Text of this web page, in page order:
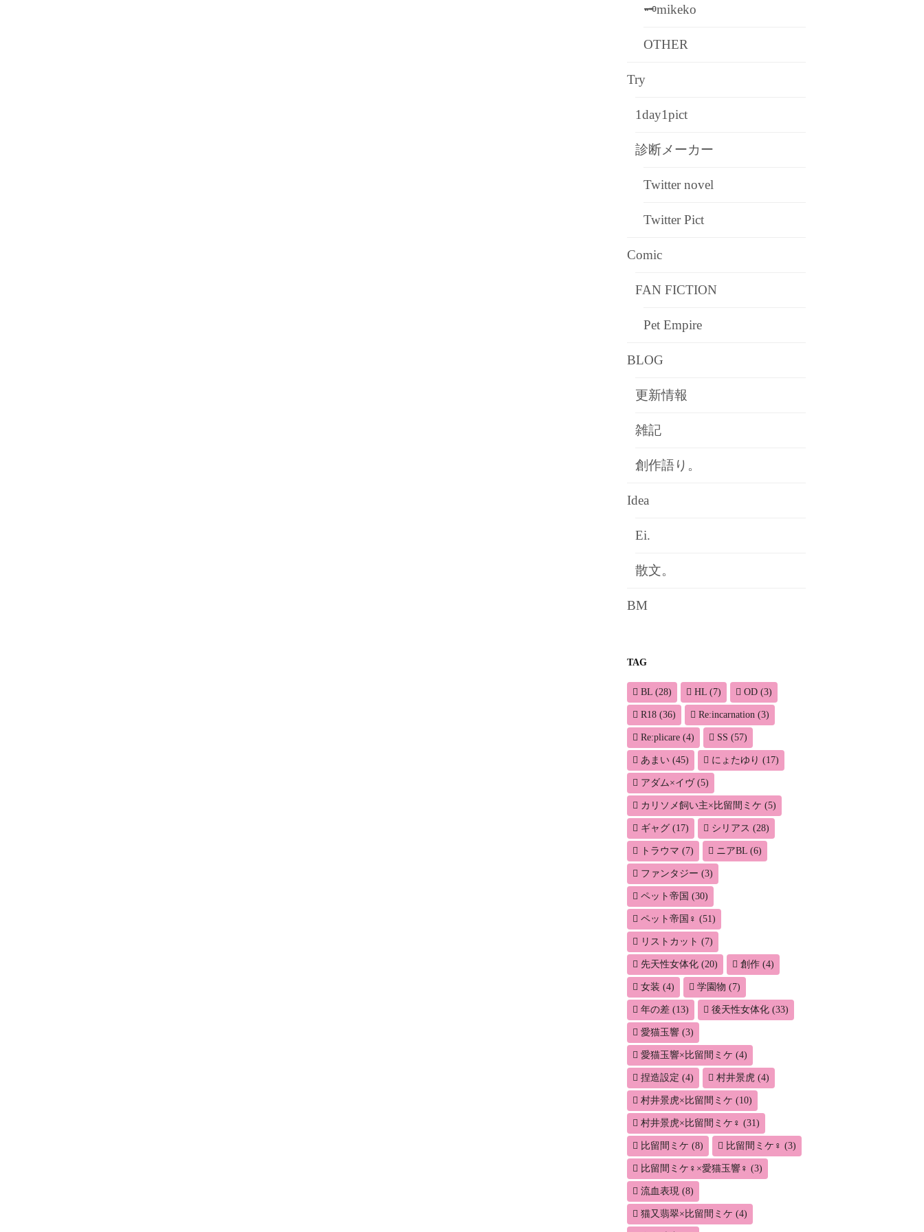
🗝mikeko
OTHER
Try
1day1pict
診断メーカー
Twitter novel
Twitter Pict
Comic
FAN FICTION
Pet Empire
BLOG
更新情報
雑記
創作語り。
Idea
Ei.
散文。
BM
TAG
BL (28) HL (7) OD (3)
R18 (36) Re:incarnation (3)
Re:plicare (4) SS (57)
あまい (45) にょたゆり (17)
アダム×イヴ(5)
カリソメ飼い主×比留間ミケ (5)
ギャグ (17) シリアス (28)
トラウマ (7) ニアBL (6)
ファンタジー (3)
ペット帝国 (30)
ペット帝国♀ (51)
リストカット (7)
先天性女体化 (20) 創作 (4)
女装 (4) 学園物 (7)
年の差 (13) 後天性女体化 (33)
愛猫玉響 (3)
愛猫玉響×比留間ミケ (4)
捏造設定 (4) 村井景虎 (4)
村井景虎×比留間ミケ (10)
村井景虎×比留間ミケ♀ (31)
比留間ミケ (8) 比留間ミケ♀ (3)
比留間ミケ♀×愛猫玉響♀ (3)
流血表現 (8)
猫又翡翠×比留間ミケ (4)